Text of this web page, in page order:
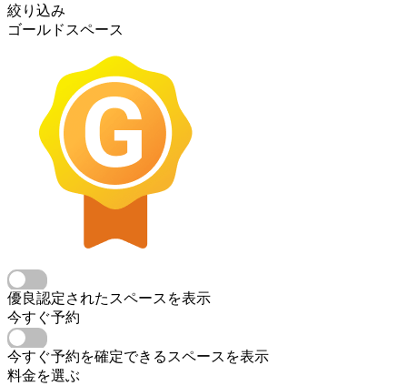
絞り込み
ゴールドスペース
優良認定されたスペースを表示
今すぐ予約
今すぐ予約を確定できるスペースを表示
料金を選ぶ